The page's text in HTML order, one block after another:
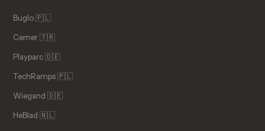
Buglo 🇵🇱
Cemer 🇹🇷
Playparc 🇩🇪
TechRamps 🇵🇱
Wiegand 🇩🇪
HeBlad 🇳🇱